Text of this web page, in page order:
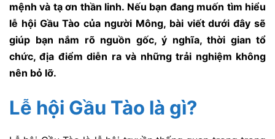
mệnh và tạ ơn thần linh. Nếu bạn đang muốn tìm hiểu
lễ hội Gầu Tào của người Mông, bài viết dưới đây sẽ
giúp bạn nắm rõ nguồn gốc, ý nghĩa, thời gian tổ
chức, địa điểm diễn ra và những trải nghiệm không
nên bỏ lỡ.
Lễ hội Gầu Tào là gì?